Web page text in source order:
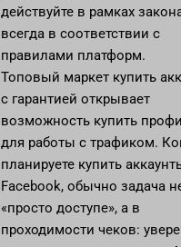
действуйте в рамках
всегда в соответствии с
правилами платформ.
Топовый маркет купить
с гарантией открывает
возможность купить
для работы с трафиком.
планируете купить
Facebook, обычно задача
«просто доступе», а в
проходимости чеков: